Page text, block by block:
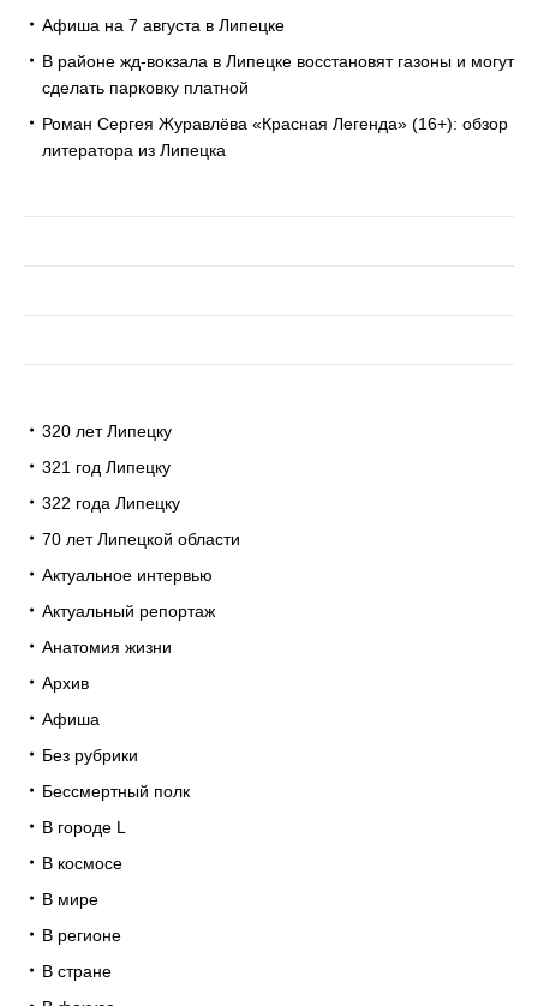
Афиша на 7 августа в Липецке
В районе жд-вокзала в Липецке восстановят газоны и могут
сделать парковку платной
Роман Сергея Журавлёва «Красная Легенда» (16+): обзор
литератора из Липецка
320 лет Липецку
321 год Липецку
322 года Липецку
70 лет Липецкой области
Актуальное интервью
Актуальный репортаж
Анатомия жизни
Архив
Афиша
Без рубрики
Бессмертный полк
В городе L
В космосе
В мире
В регионе
В стране